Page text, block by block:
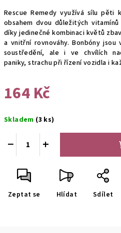
Rescue Remedy využívá sílu pěti
obsahem dvou důležitých
díky jedinečné kombinaci květů
a vnitřní rovnováhy. Bonbóny
soustředění, ale i ve chvílích
paniky, strachu při řízení vozidla i
164 Kč
cena:
Skladem (3 ks)
+
−
Zeptat se Hlídat Sdílet